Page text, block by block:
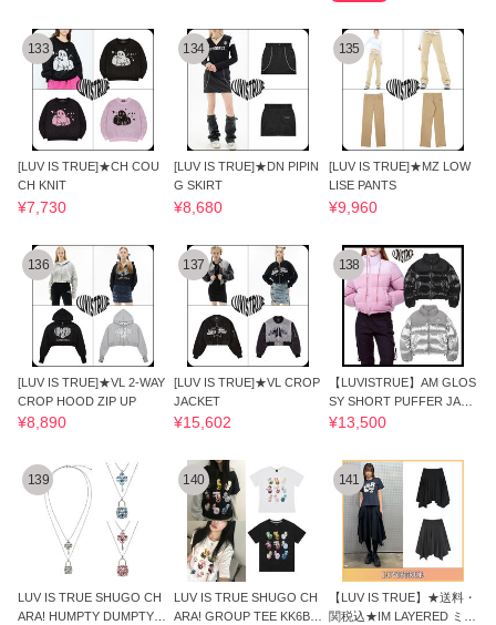
133
[LUV IS TRUE]★CH COU
CH KNIT
¥7,730
134
[LUV IS TRUE]★DN PIPIN
G SKIRT
¥8,680
135
[LUV IS TRUE]★MZ LOW
LISE PANTS
¥9,960
136
[LUV IS TRUE]★VL 2-WAY
CROP HOOD ZIP UP
¥8,890
137
[LUV IS TRUE]★VL CROP
JACKET
¥15,602
138
【LUVISTRUE】AM GLOS
SY SHORT PUFFER JACK
ET★新着色★追跡付
¥13,500
139
LUV IS TRUE SHUGO CH
ARA! HUMPTY DUMPTY N
140
LUV IS TRUE SHUGO CH
ARA! GROUP TEE KK6B0
141
【LUV IS TRUE】★送料・
関税込★IM LAYERED ミデ